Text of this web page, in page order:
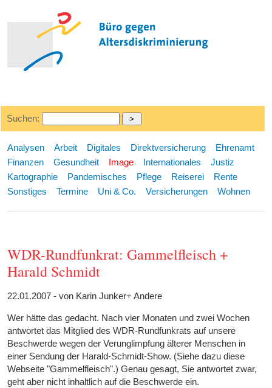
Suchen:
Analysen Arbeit Digitales Direktversicherung
Ehrenamt
Finanzen
Gesundheit Image Internationales
Justiz
Kartographie
Pandemisches Pflege Reiserei
Rente
Sonstiges
Termine Uni & Co. Versicherungen Wohnen
WDR-Rundfunkrat: Gammelfleisch +
Harald Schmidt
22.01.2007 - von Karin Junker+ Andere
Wer hätte das gedacht. Nach vier Monaten und zwei Wochen
antwortet das Mitglied des WDR-Rundfunkrats auf unsere
Beschwerde wegen der Verunglimpfung älterer Menschen in
einer Sendung der Harald-Schmidt-Show. (Siehe dazu diese
Webseite "Gammelfleisch".) Genau gesagt, Sie antwortet zwar,
geht aber nicht inhaltlich auf die Beschwerde ein.